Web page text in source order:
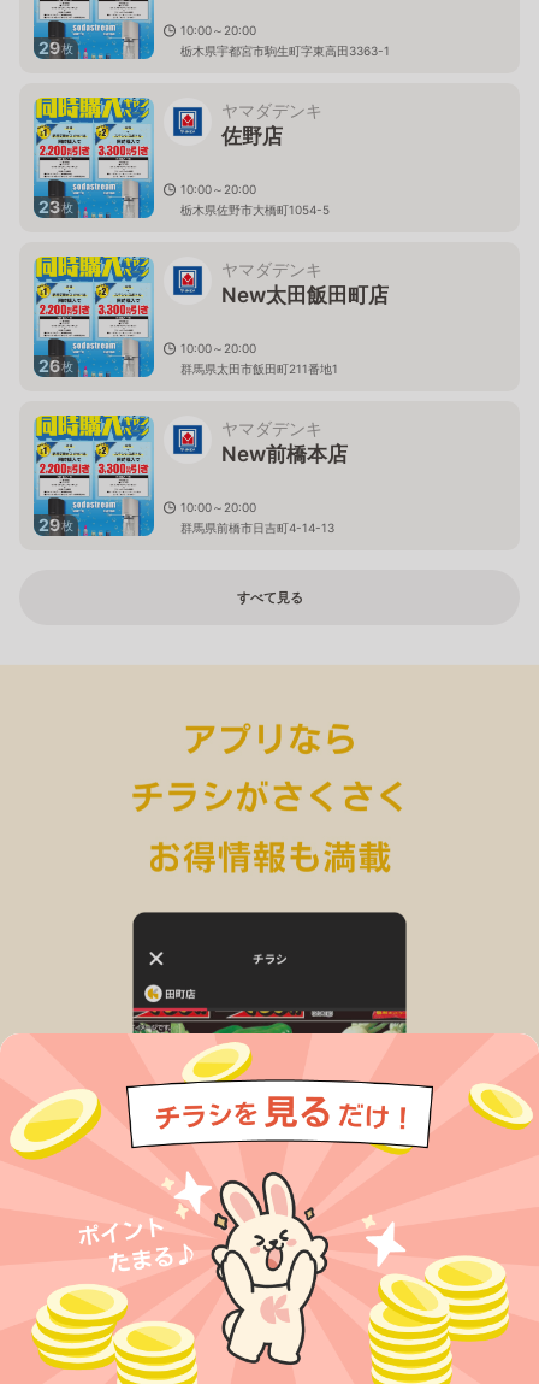
29枚
10:00～20:00
栃木県宇都宮市駒生町字東高田3363-1
23枚
ヤマダデンキ
佐野店
10:00～20:00
栃木県佐野市大橋町1054-5
26枚
ヤマダデンキ
New太田飯田町店
10:00～20:00
群馬県太田市飯田町211番地1
29枚
ヤマダデンキ
New前橋本店
10:00～20:00
群馬県前橋市日吉町4-14-13
すべて見る